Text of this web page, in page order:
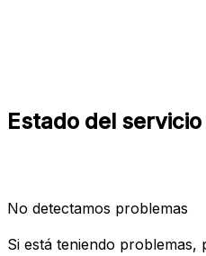
Estado del
No detectamos problemas
Si está teniendo